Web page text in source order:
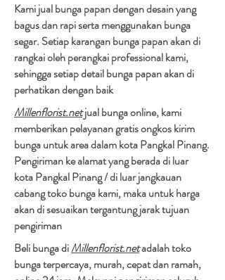
Kami jual bunga papan dengan desain yang
bagus dan rapi serta menggunakan bunga
segar. Setiap karangan bunga papan akan di
rangkai oleh perangkai professional kami,
sehingga setiap detail bunga papan akan di
perhatikan dengan baik
Millenflorist.netjual bunga online, kami
memberikan pelayanan gratis ongkos kirim
bunga untuk area dalam kota Pangkal Pinang.
Pengiriman ke alamat yang berada di luar
kota Pangkal Pinang / di luar jangkauan
cabang toko bunga kami, maka untuk harga
akan di sesuaikan tergantung jarak tujuan
pengiriman​
Beli bunga diMillenflorist.netadalah toko
bunga terpercaya, murah, cepat dan ramah,